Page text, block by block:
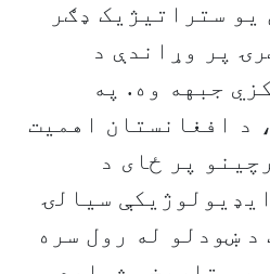
ستراتیژیک ډګر
پر وړاندې د
جبهه وه. په
د افغانستان اهمیت
پر ځای د
سیالۍ
د ښودلو له رول سره